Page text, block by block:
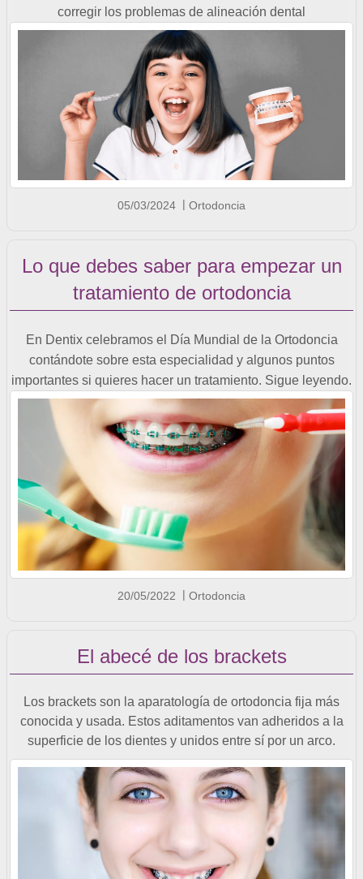
corregir los problemas de alineación dental
05/03/2024 Ortodoncia
Lo que debes saber para empezar un
tratamiento de ortodoncia
En Dentix celebramos el Día Mundial de la Ortodoncia
contándote sobre esta especialidad y algunos puntos
importantes si quieres hacer un tratamiento. Sigue leyendo.
20/05/2022 Ortodoncia
El abecé de los brackets
Los brackets son la aparatología de ortodoncia fija más
conocida y usada. Estos aditamentos van adheridos a la
superficie de los dientes y unidos entre sí por un arco.